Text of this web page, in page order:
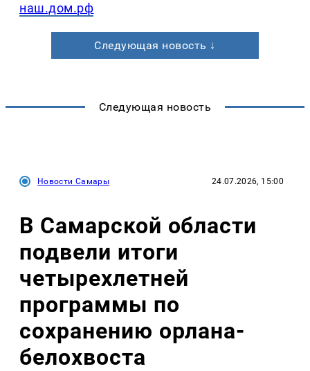
наш.дом.рф
Следующая новость ↓
Следующая новость
Новости Самары 24.07.2026, 15:00
В Самарской области
подвели итоги
четырехлетней
программы по
сохранению орлана-
белохвоста